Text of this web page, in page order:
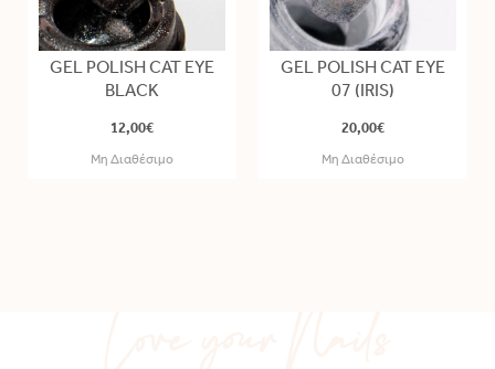
GEL POLISH CAT EYE
BLACK
12,00€
Μη Διαθέσιμο
GEL POLISH CAT EYE
07 (IRIS)
20,00€
Μη Διαθέσιμο